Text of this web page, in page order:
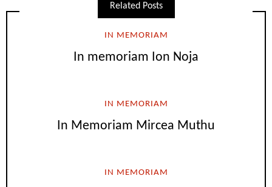
Related Posts
IN MEMORIAM
In memoriam Ion Noja
IN MEMORIAM
In Memoriam Mircea Muthu
IN MEMORIAM